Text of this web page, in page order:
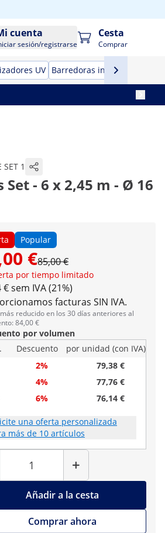
cuenta
sesión/registrarse
Cesta
Comprar
UV Barredoras industriales
SET 1
- 6 x 2,45 m - Ø 16
Popular
€85,00 €
por tiempo limitado
€ sem IVA (21%)
facturas SIN IVA.
reducido en los 30 días anteriores al
84,00 €
por volumen
Descuento
por unidad (con IVA)
2%
79,38 €
4%
77,76 €
6% 76,14 €
una oferta personalizada
más de 10 artículos
Cantidad
+
Añadir a la cesta
Comprar ahora